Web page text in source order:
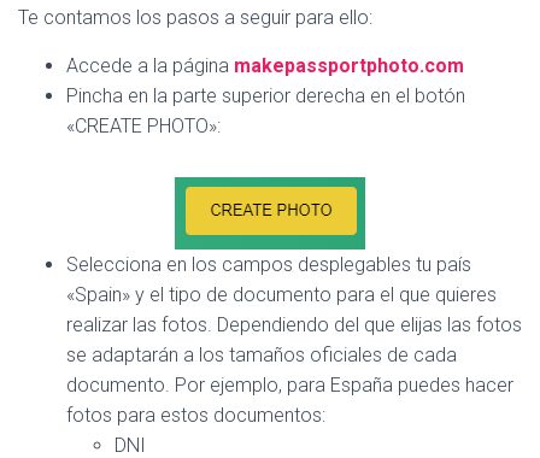
Te contamos los pasos a seguir para ello:
Accede a la página makepassportphoto.com
Pincha en la parte superior derecha en el botón
«CREATE PHOTO»:
Selecciona en los campos desplegables tu país
«Spain» y el tipo de documento para el que quieres
realizar las fotos. Dependiendo del que elijas las fotos
se adaptarán a los tamaños oficiales de cada
documento. Por ejemplo, para España puedes hacer
fotos para estos documentos:
DNI